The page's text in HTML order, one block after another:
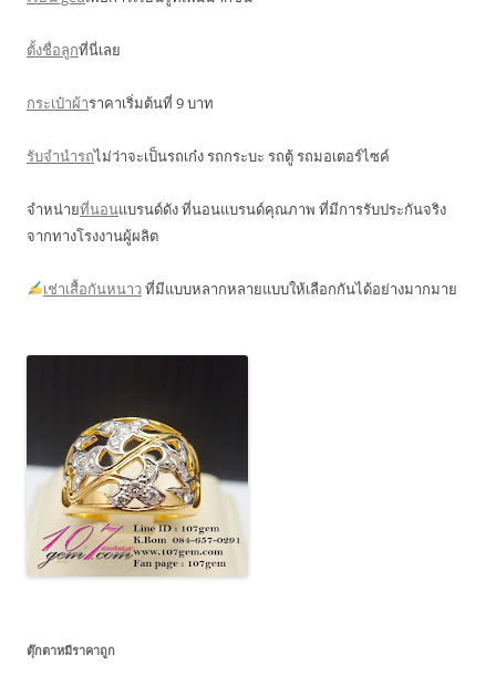
ตั้งชื่อลูกที่นี่เลย
กระเป๋าผ้าราคาเริ่มต้นที่ 9 บาท
รับจำนำรถไม่ว่าจะเป็นรถเก๋ง รถกระบะ รถตู้ รถมอเตอร์ไซค์
จำหน่ายที่นอนแบรนด์ดัง ที่นอนแบรนด์คุณภาพ ที่มีการรับประกันจริง
จากทางโรงงานผู้ผลิต
เช่าเสื้อกันหนาวที่มีแบบหลากหลายแบบให้เลือกกันได้อย่างมากมาย
ตุ๊กตาหมีราคาถูก